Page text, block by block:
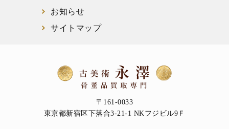
お知らせ
サイトマップ
〒161-0033
東京都新宿区下落合3-21-1 NKフジビル9Ｆ